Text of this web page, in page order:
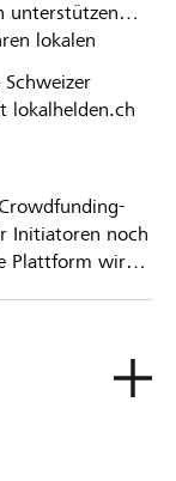
unterstützen
lokalen
lokalhelden.ch
Initiatoren noch
Plattform wird